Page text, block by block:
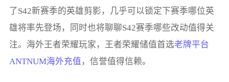
了S42新赛季的英雄剪影，几乎可以锁定下赛季哪位英
雄将率先登场，同时也将聊聊S42赛季哪些改动值得关
注。海外王者荣耀玩家，王者荣耀储值首选老牌平台
ANTNUM海外充值 ，信誉值得信赖。